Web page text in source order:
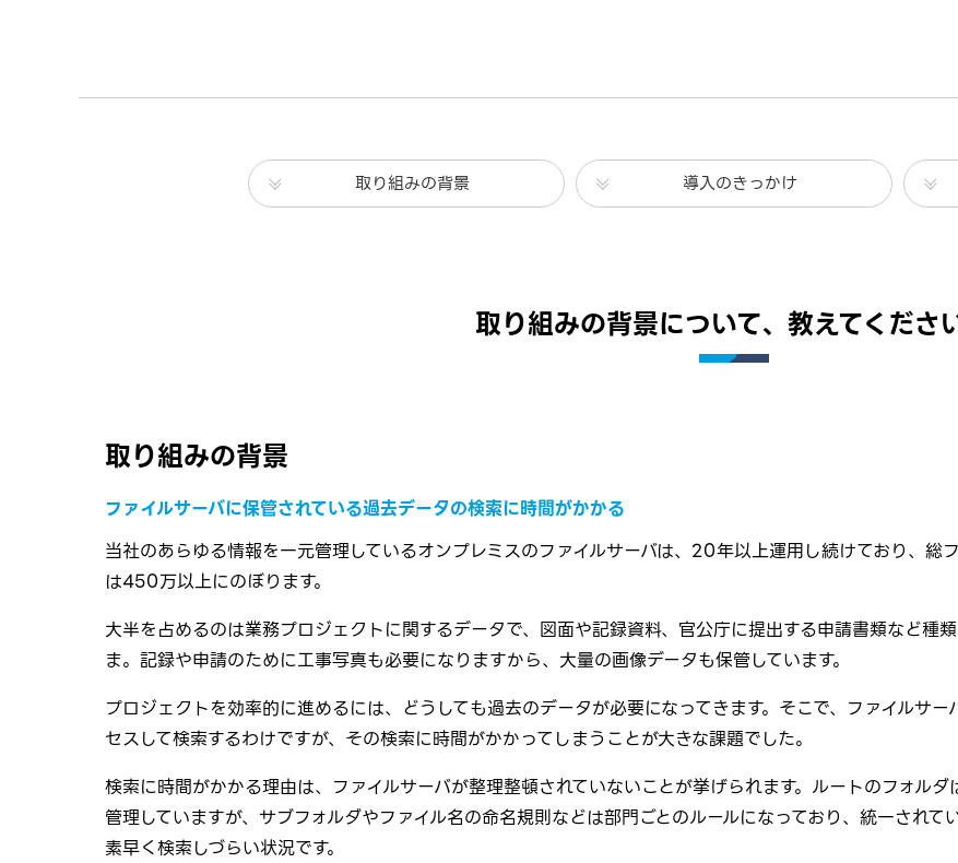
取り組みの背景 導入のきっかけ
取り組みの背景について、教えてくださ
取り組みの背景
ファイルサーバに保管されている過去データの検索に時間がかかる
当社のあらゆる情報を一元管理しているオンプレミスのファイルサーバは、20年以上運用し続けており、総
は450万以上にのぼります。
大半を占めるのは業務プロジェクトに関するデータで、図面や記録資料、官公庁に提出する申請書類など種
ま。記録や申請のために工事写真も必要になりますから、大量の画像データも保管しています。
プロジェクトを効率的に進めるには、どうしても過去のデータが必要になってきます。そこで、ファイルサー
セスして検索するわけですが、その検索に時間がかかってしまうことが大きな課題でした。
検索に時間がかかる理由は、ファイルサーバが整理整頓されていないことが挙げられます。ルートのフォルダ
管理していますが、サブフォルダやファイル名の命名規則などは部門ごとのルールになっており、統一されて
素早く検索しづらい状況です。